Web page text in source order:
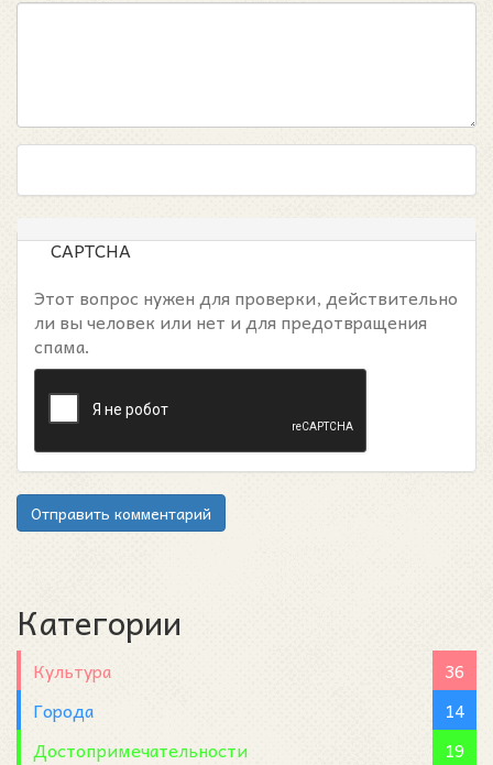
CAPTCHA
Этот вопрос нужен для проверки, действительно
ли вы человек или нет и для предотвращения
спама.
Отправить комментарий
Категории
Культура
36
Города
14
Достопримечательности
19